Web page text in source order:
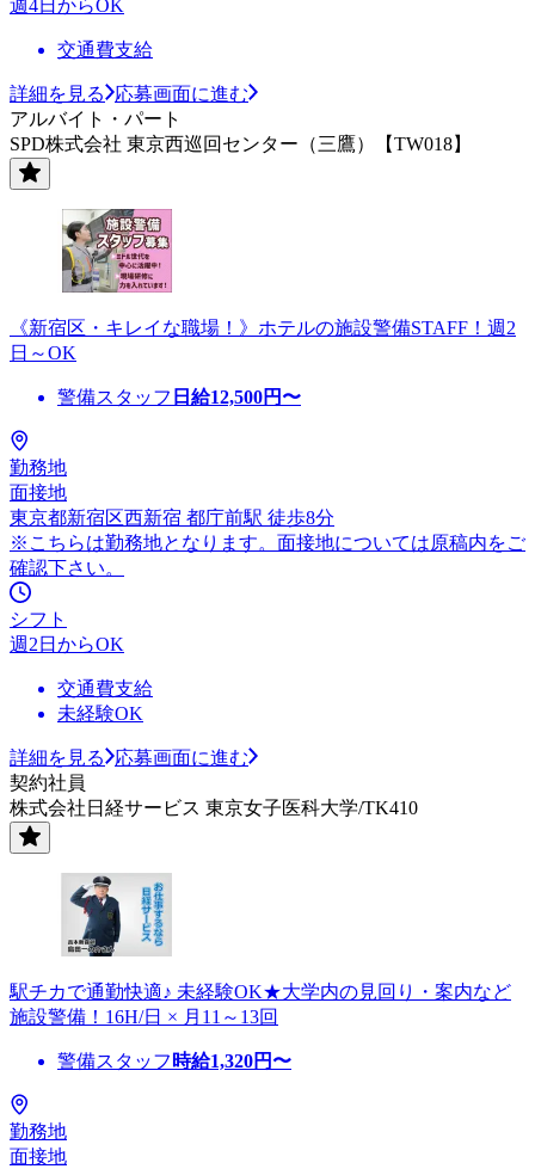
週4日からOK
交通費支給
詳細を見る
応募画面に進む
アルバイト・パート
SPD株式会社 東京西巡回センター（三鷹）【TW018】
《新宿区・キレイな職場！》ホテルの施設警備STAFF！週2
日～OK
警備スタッフ 日給12,500円〜
勤務地
面接地
東京都新宿区西新宿 都庁前駅 徒歩8分
※こちらは勤務地となります。面接地については原稿内をご
確認下さい。
シフト
週2日からOK
交通費支給
未経験OK
詳細を見る
応募画面に進む
契約社員
株式会社日経サービス 東京女子医科大学/TK410
駅チカで通勤快適♪ 未経験OK★大学内の見回り・案内など
施設警備！16H/日 × 月11～13回
警備スタッフ 時給1,320円〜
勤務地
面接地